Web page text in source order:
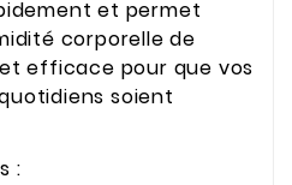
et permet
corporelle de
efficace pour que vos
soient
: